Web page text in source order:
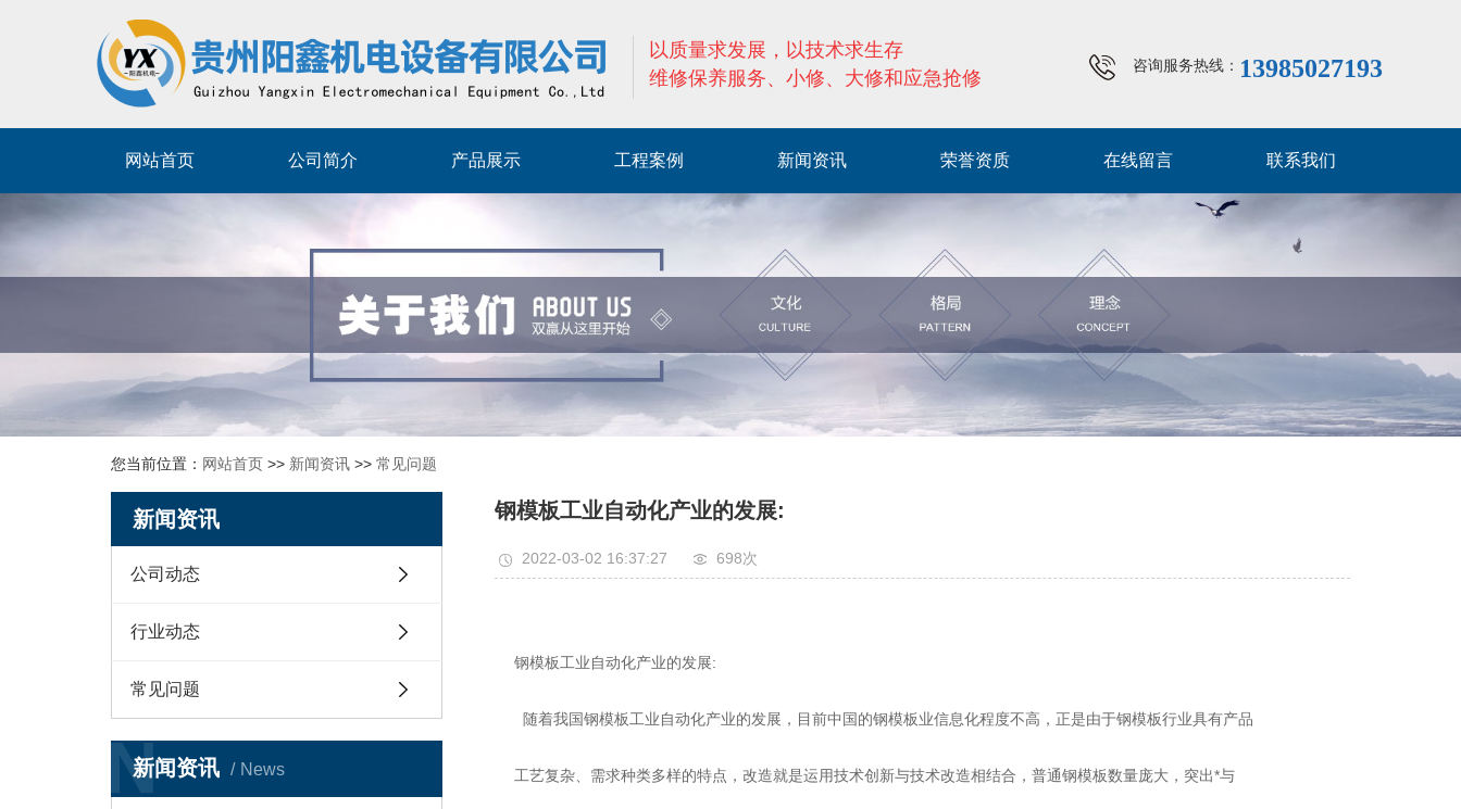
以质量求发展，以技术求生存
维修保养服务、小修、大修和应急抢修
咨询服务热线： 13985027193
网站首页 公司简介 产品展示 工程案例 新闻资讯 荣誉资质 在线留言 联系我们
您当前位置： 网站首页 >> 新闻资讯 >> 常见问题
新闻资讯
公司动态
行业动态
常见问题
新闻资讯 News
N
钢模板工业自动化产业的发展:
2022-03-02 16:37:27 698次
钢模板工业自动化产业的发展:
随着我国钢模板工业自动化产业的发展，目前中国的钢模板业信息化程度不高，正是由于钢模板行业具有产品
工艺复杂、需求种类多样的特点，改造就是运用技术创新与技术改造相结合，普通钢模板数量庞大，突出*与